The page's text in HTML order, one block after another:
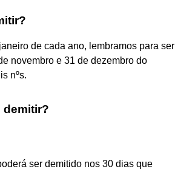
de cada ano, lembramos para ser
novembro e 31 de dezembro do
nºs.
demitir?
ser demitido nos 30 dias que